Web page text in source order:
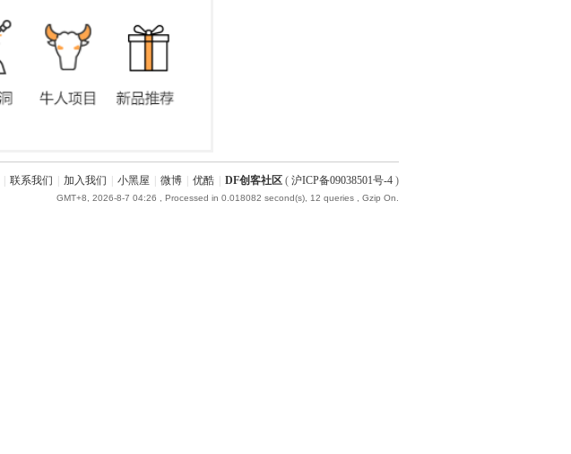
联系我们 加入我们 小黑屋 微博 优酷 DF创客社区 ( 沪ICP备09038501号-4 )
GMT+8, 2026-8-7 04:26 , Processed in 0.018082 second(s), 12 queries , Gzip On.